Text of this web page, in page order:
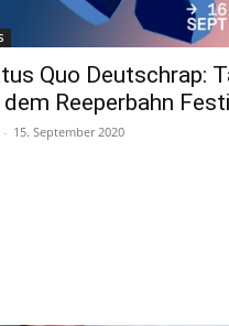
Quo Deutschrap:
Reeperbahn
- 15. September 2020